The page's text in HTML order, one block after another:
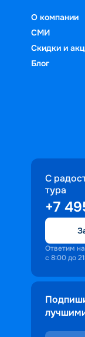
О компании
СМИ
Скидки и
Блог
С
тура
+7
Ответим
с 8:00 до